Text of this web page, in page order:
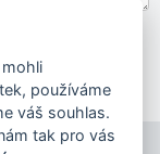
používáme
váš souhlas.
tak pro vás